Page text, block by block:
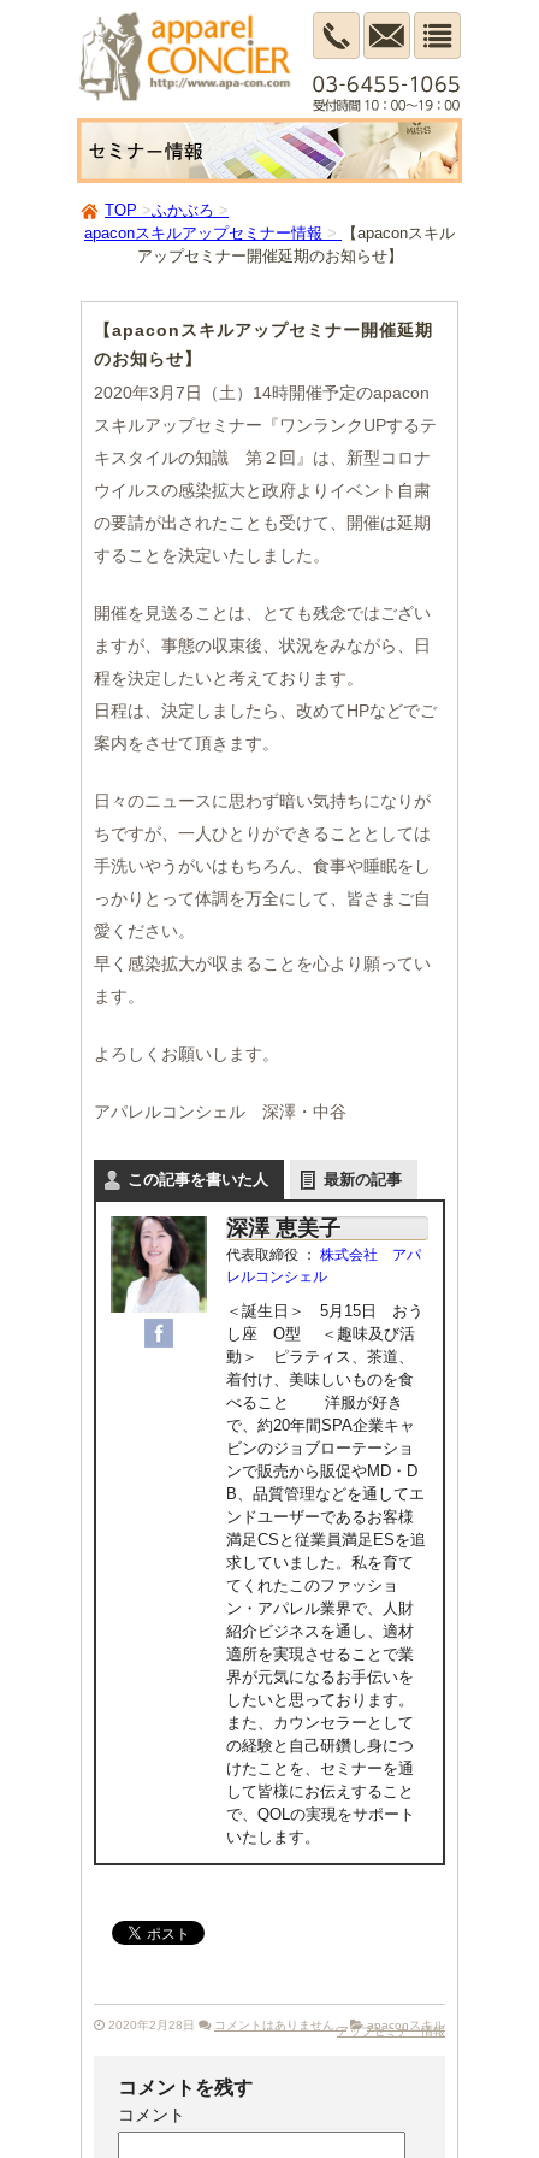
TOP
ふかぶろ
apaconスキルアップセミナー情報
【apaconスキル
アップセミナー開催延期のお知らせ】
【apaconスキルアップセミナー開催延期
のお知らせ】
2020年3月7日（土）14時開催予定のapacon
スキルアップセミナー『ワンランクUPするテ
キスタイルの知識 第２回』は、新型コロナ
ウイルスの感染拡大と政府よりイベント自粛
の要請が出されたことも受けて、開催は延期
することを決定いたしました。
開催を見送ることは、とても残念ではござい
ますが、事態の収束後、状況をみながら、日
程を決定したいと考えております。
日程は、決定しましたら、改めてHPなどでご
案内をさせて頂きます。
日々のニュースに思わず暗い気持ちになりが
ちですが、一人ひとりができることとしては
手洗いやうがいはもちろん、食事や睡眠をし
っかりとって体調を万全にして、皆さまご自
愛ください。
早く感染拡大が収まることを心より願ってい
ます。
よろしくお願いします。
アパレルコンシェル 深澤・中谷
この記事を書いた人 最新の記事
深澤 恵美子
代表取締役 ： 株式会社 アパ
レルコンシェル
＜誕生日＞ 5月15日 おう
し座 O型 ＜趣味及び活
動＞ ピラティス、茶道、
着付け、美味しいものを食
べること 洋服が好き
で、約20年間SPA企業キャ
ビンのジョブローテーショ
ンで販売から販促やMD・D
B、品質管理などを通してエ
ンドユーザーであるお客様
満足CSと従業員満足ESを追
求していました。私を育て
てくれたこのファッショ
ン・アパレル業界で、人財
紹介ビジネスを通し、適材
適所を実現させることで業
界が元気になるお手伝いを
したいと思っております。
また、カウンセラーとして
の経験と自己研鑽し身につ
けたことを、セミナーを通
して皆様にお伝えすること
で、QOLの実現をサポート
いたします。
2020年2月28日 コメントはありません。 apaconスキル
アップセミナー情報
コメントを残す
コメント